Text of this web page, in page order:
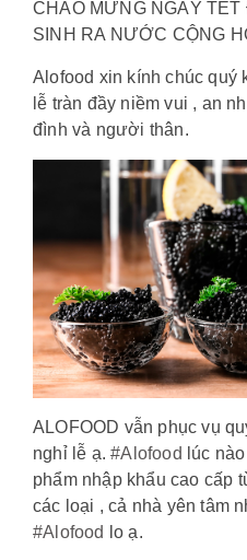
CHÀO MỪNG NGÀY TẾT
SINH RA NƯỚC CỘNG
Alofood xin kính chúc quý
lễ tràn đầy niềm vui , an
đình và người thân.
ALOFOOD vẫn phục vụ
nghỉ lễ ạ.#Alofood
lúc
phẩm nhập khẩu cao cấp
các loại , cả nhà yên tâm
#Alofood
lo ạ.